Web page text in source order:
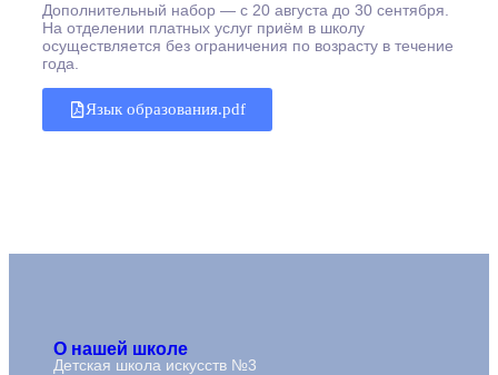
Дополнительный набор — с 20 августа до 30 сентября.
На отделении платных услуг приём в школу
осуществляется без ограничения по возрасту в течение
года.
Язык образования.pdf
О нашей школе
Детская школа искусств №3